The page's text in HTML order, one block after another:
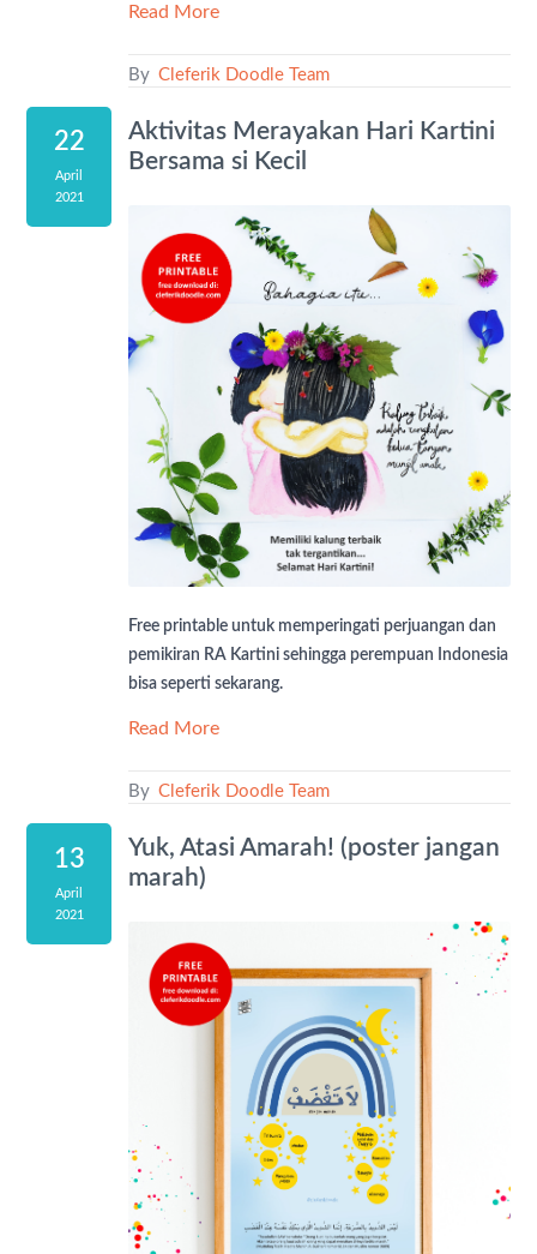
Read More
By Cleferik Doodle Team
22
April
2021
Aktivitas Merayakan Hari Kartini
Bersama si Kecil
Free printable untuk memperingati perjuangan dan
pemikiran RA Kartini sehingga perempuan Indonesia
bisa seperti sekarang.
Read More
By Cleferik Doodle Team
13
April
2021
Yuk, Atasi Amarah! (poster jangan
marah)